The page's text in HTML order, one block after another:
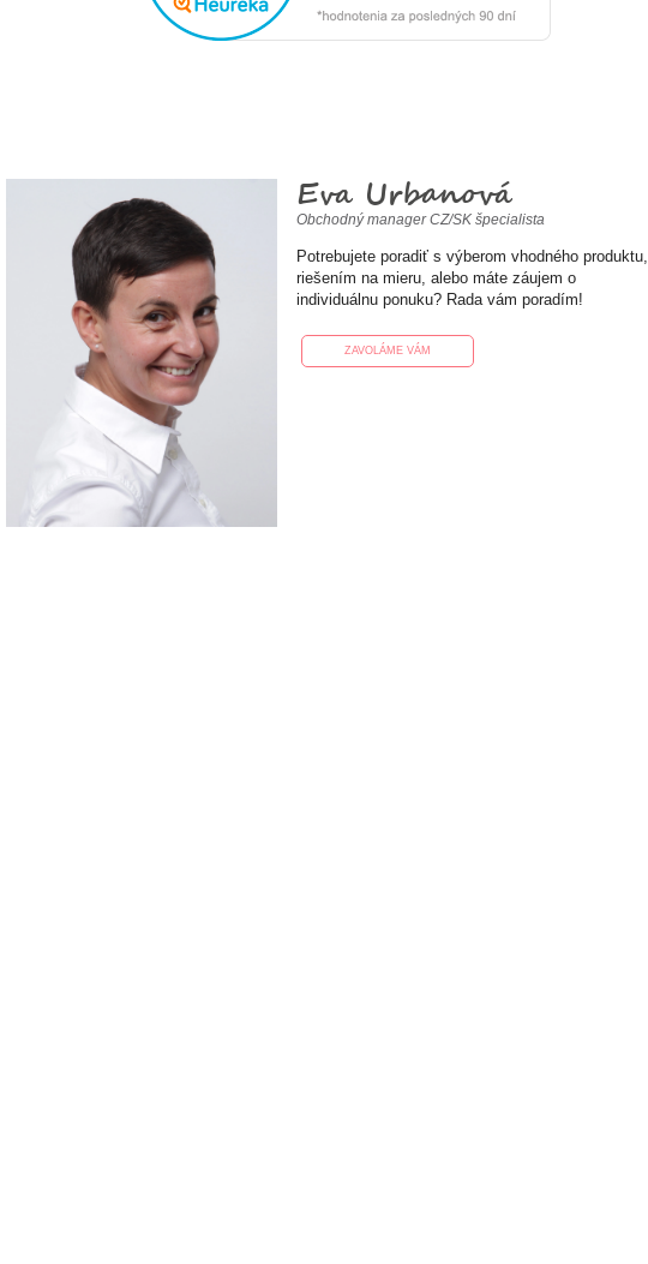
Eva Urbanová
Obchodný manager CZ/SK špecialista
Potrebujete poradiť s výberom vhodného produktu,
riešením na mieru, alebo máte záujem o
individuálnu ponuku? Rada vám poradím!
ZAVOLÁME VÁM